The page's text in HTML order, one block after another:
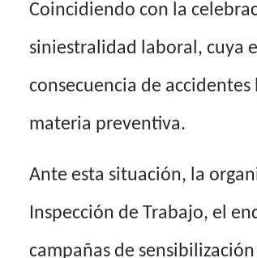
Coincidiendo con la
siniestralidad laboral, cuya
consecuencia de
materia preventiva.
Ante esta situación, la
Inspección de Trabajo, el
campañas de